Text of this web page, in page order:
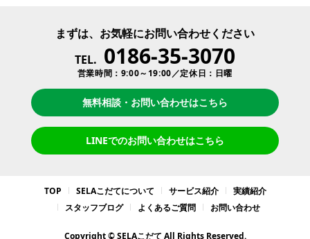
まずは、お気軽にお問い合わせください
TEL. 0186-35-3070
営業時間：9:00～19:00／定休日：日曜
無料相談・お問い合わせはこちら
LINEでのお問い合わせはこちら
TOP SELAこだてについて サービス紹介
実績紹介
スタッフブログ
よくあるご質問 お問い合わせ
Copyright © SELAこだて All Rights Reserved.